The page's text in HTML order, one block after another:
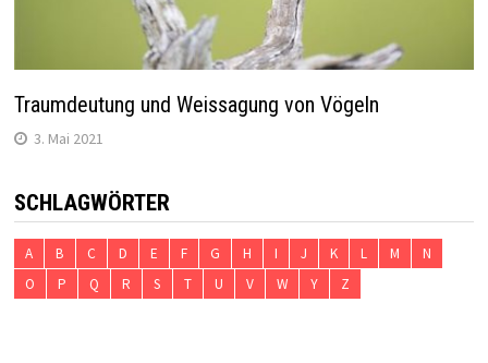
Traumdeutung und Weissagung von Vögeln
3. Mai 2021
SCHLAGWÖRTER
A B C D E F G H I J K L M
N
O
P Q R S T U V W Y Z